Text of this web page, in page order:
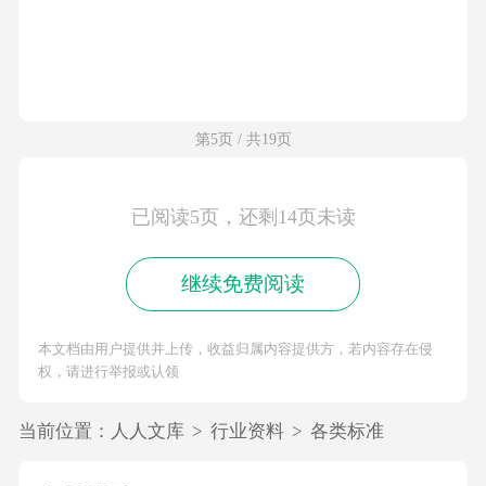
第5页 / 共19页
已阅读5页，还剩14页未读
继续免费阅读
本文档由用户提供并上传，收益归属内容提供方，若内容存在侵
权，请进行举报或认领
当前位置： 人人文库 > 行业资料 > 各类标准